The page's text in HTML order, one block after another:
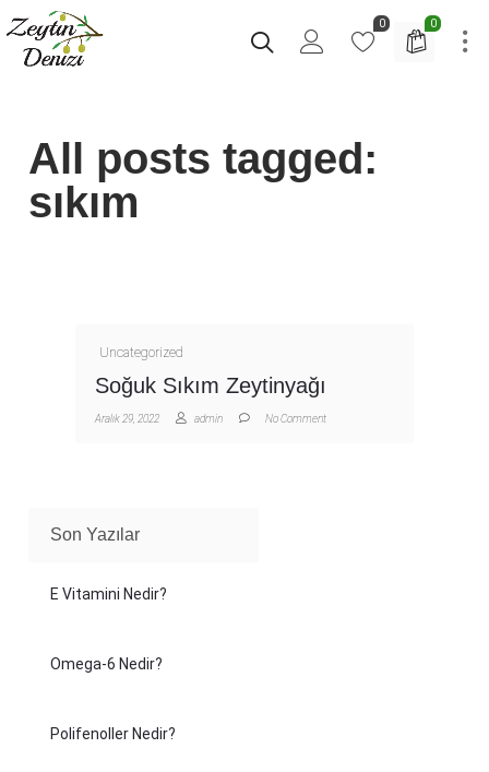
0
0
All posts tagged:
sıkım
Uncategorized
Soğuk Sıkım Zeytinyağı
Aralık 29, 2022 admin No Comment
Son Yazılar
E Vitamini Nedir?
Omega-6 Nedir?
Polifenoller Nedir?